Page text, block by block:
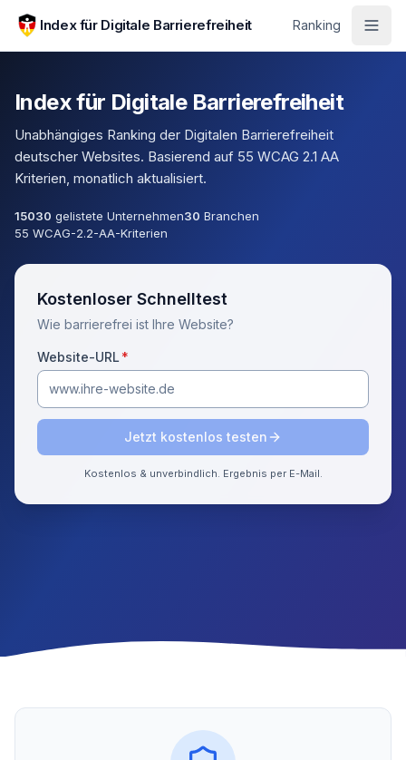
Zum Hauptinhalt springen
Index für Digitale Barrierefreiheit Ranking
Index für Digitale Barrierefreiheit
Unabhängiges Ranking der Digitalen Barrierefreiheit
deutscher Websites. Basierend auf 55 WCAG 2.1 AA
Kriterien, monatlich aktualisiert.
15030 gelistete Unternehmen30 Branchen
55 WCAG-2.2-AA-Kriterien
Kostenloser Schnelltest
Wie barrierefrei ist Ihre Website?
Website-URL *
Jetzt kostenlos testen
Kostenlos & unverbindlich. Ergebnis per E-Mail.